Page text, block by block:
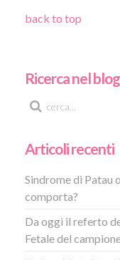
back to top
Ricerca nel blog
Articoli recenti
Sindrome di Patau
comporta?
Da oggi il referto
Fetale del